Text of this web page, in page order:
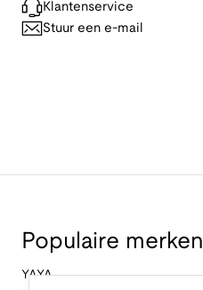
Klantenservice
Stuur een e-mail
Populaire merken
YAYA